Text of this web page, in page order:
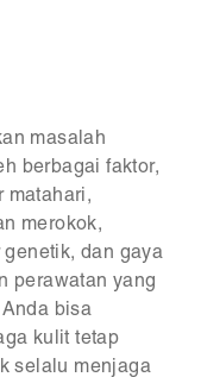
masalah
berbagai faktor,
matahari,
merokok,
dan gaya
perawatan yang
bisa
kulit tetap
selalu menjaga